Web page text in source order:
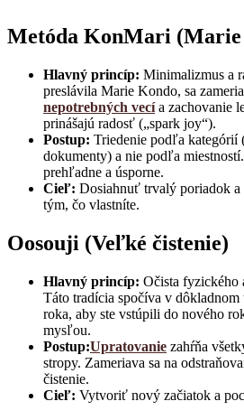
Metóda KonMari (Marie
Hlavný princíp: Minimalizmus a
preslávila Marie Kondo, sa
nepotrebných vecía zachovanie
prinášajú radosť („spark joy“).
Postup: Triedenie podľa kategórií
dokumenty) a nie podľa
prehľadne a úsporne.
Cieľ: Dosiahnuť trvalý poriadok a
tým, čo vlastníte.
Oosouji (Veľké čistenie)
Hlavný princíp: Očista fyzického
Táto tradícia spočíva v
roka, aby ste vstúpili do nového
mysľou.
Postup:Upratovanie zahŕňa
stropy. Zameriava sa na
čistenie.
Cieľ: Vytvoriť nový začiatok a